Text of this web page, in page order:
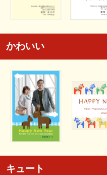
かわいい
キュート